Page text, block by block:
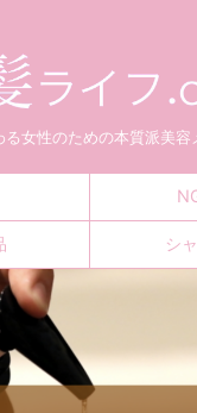
る女性のための本質派美容
シ